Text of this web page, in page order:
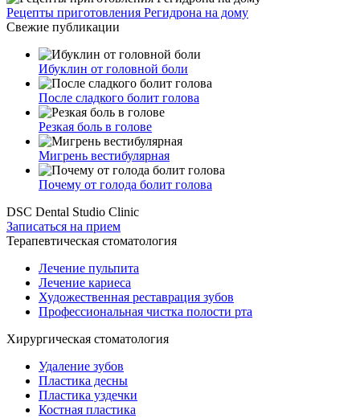
Рецепты приготовления Регидрона на дому
Свежие публикации
Ибуклин от головной боли
После сладкого болит голова
Резкая боль в голове
Мигрень вестибулярная
Почему от голода болит голова
DSC Dental Studio Clinic
Записаться на прием
Терапевтическая стоматология
Лечение пульпита
Лечение кариеса
Художественная реставрация зубов
Профессиональная чистка полости рта
Хирургическая стоматология
Удаление зубов
Пластика десны
Пластика уздечки
Костная пластика